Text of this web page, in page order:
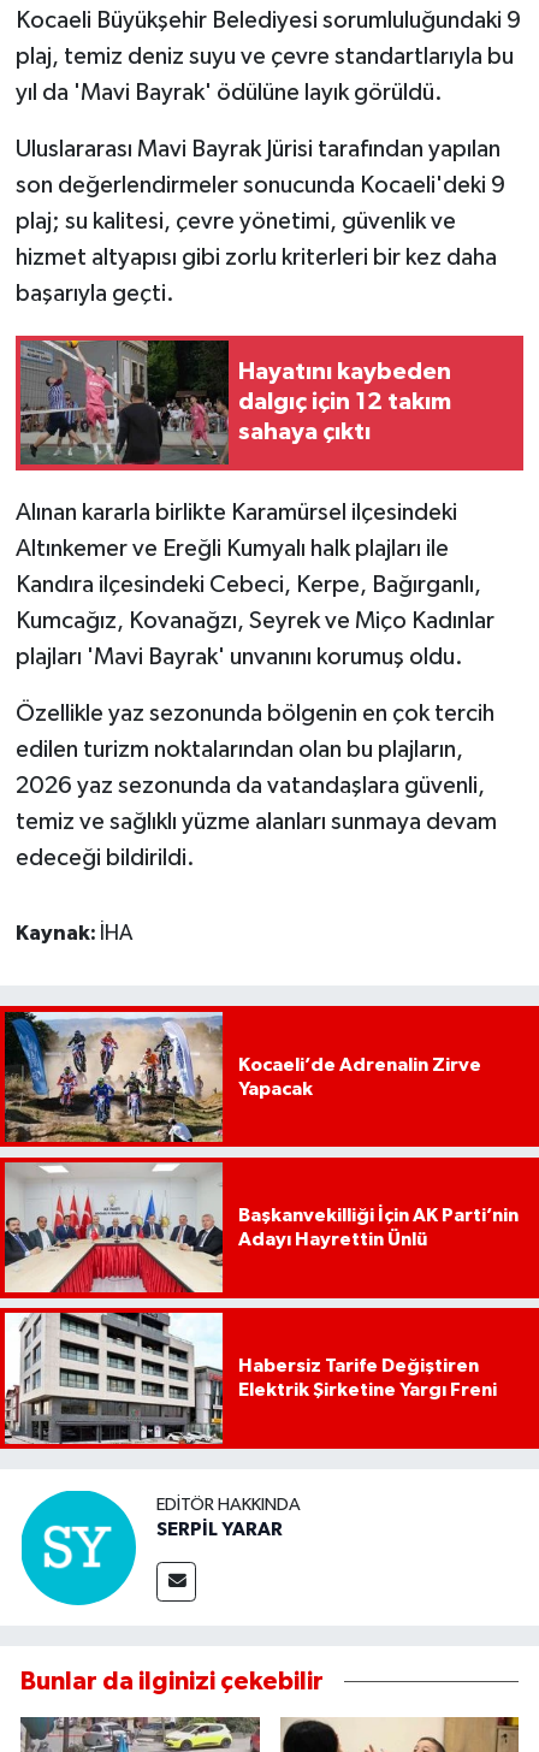
Kocaeli Büyükşehir Belediyesi sorumluluğundaki 9
plaj, temiz deniz suyu ve çevre standartlarıyla bu
yıl da 'Mavi Bayrak' ödülüne layık görüldü.
Uluslararası Mavi Bayrak Jürisi tarafından yapılan
son değerlendirmeler sonucunda Kocaeli'deki 9
plaj; su kalitesi, çevre yönetimi, güvenlik ve
hizmet altyapısı gibi zorlu kriterleri bir kez daha
başarıyla geçti.
Hayatını kaybeden
dalgıç için 12 takım
sahaya çıktı
Alınan kararla birlikte Karamürsel ilçesindeki
Altınkemer ve Ereğli Kumyalı halk plajları ile
Kandıra ilçesindeki Cebeci, Kerpe, Bağırganlı,
Kumcağız, Kovanağzı, Seyrek ve Miço Kadınlar
plajları 'Mavi Bayrak' unvanını korumuş oldu.
Özellikle yaz sezonunda bölgenin en çok tercih
edilen turizm noktalarından olan bu plajların,
2026 yaz sezonunda da vatandaşlara güvenli,
temiz ve sağlıklı yüzme alanları sunmaya devam
edeceği bildirildi.
Kaynak: İHA
Kocaeli’de Adrenalin Zirve
Yapacak
Başkanvekilliği İçin AK Parti’nin
Adayı Hayrettin Ünlü
Habersiz Tarife Değiştiren
Elektrik Şirketine Yargı Freni
EDITÖR HAKKINDA
SERPİL YARAR
Bunlar da ilginizi çekebilir